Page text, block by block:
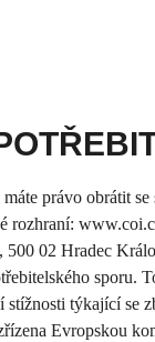
právo obrátit
rozhraní:
02 Hradec
sporu.
týkající se
Evropskou